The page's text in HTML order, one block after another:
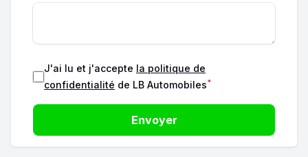
J'ai lu et j'accepte la politique de
confidentialité de LB Automobiles*
Envoyer